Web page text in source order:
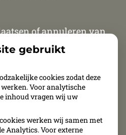
of annuleren van
maandag t/m
bereikbaar van 8.30 uur
tot 15.30 uur. Op vrijdag
11.00 uur telefonisch
telefonisch
gebruikt
cookies zodat deze
Voor analytische
inhoud vragen wij uw
werken wij samen met
Analytics. Voor externe